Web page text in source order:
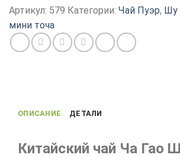
Пуэра
Ча
Гао
чай
Артикул: 579 Категории: Чай Пуэр, Шу
мини точа
ОПИСАНИЕ ДЕТАЛИ
Китайский чай Ча Гао